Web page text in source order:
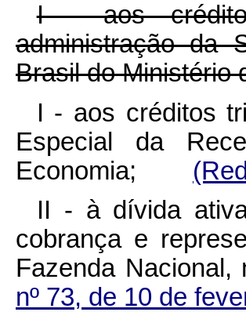
I - aos
administração da
Brasil do Ministério
I - aos créditos
Especial da
Economia;
II - à dívida
cobrança e
Fazenda
nº 73, de 10 de